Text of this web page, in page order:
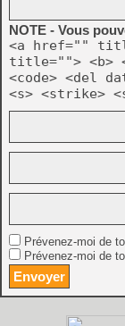
NOTE - Vous
<a href=""
title=""> <b>
<code> <del
<s> <strike>
Prévenez-moi de
Prévenez-moi de